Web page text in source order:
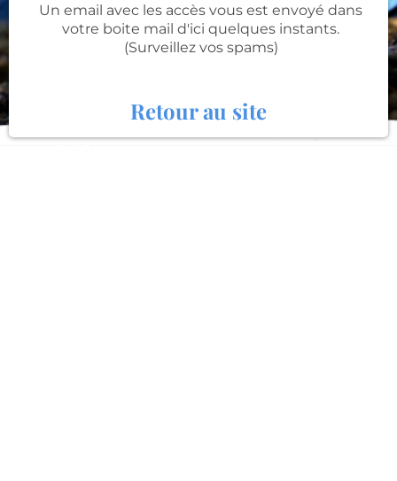
Un email avec les accès vous est envoyé dans
votre boite mail d'ici quelques instants.
(Surveillez vos spams)
Retour au site